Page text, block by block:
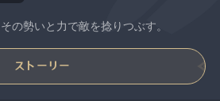
の勢いと力で敵を捻りつぶす。
ストーリー